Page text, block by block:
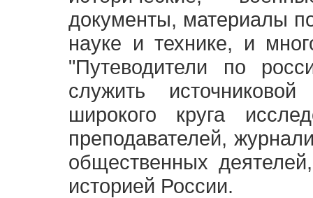
документы, материалы
науке и технике, и
"Путеводители по
служить
широкого круга
преподавателей,
общественных
историей России.